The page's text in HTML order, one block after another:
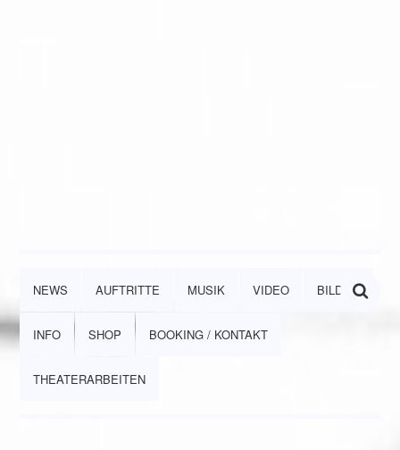
NEWS AUFTRITTE MUSIK VIDEO BILDER
INFO SHOP BOOKING / KONTAKT
THEATERARBEITEN